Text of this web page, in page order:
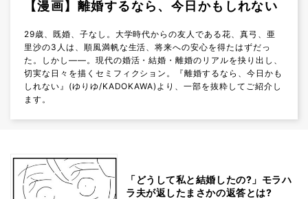
【漫画】離婚するなら、今日かもしれない
29歳、既婚、子なし。大学時代からの友人である花、真弓、亜
里沙の3人は、順風満帆な生活、将来への安心を得たはずだっ
た。しかし――。現代の婚活・結婚・離婚のリアルを抉り出し、
切実な日々を描くセミフィクション。『離婚するなら、今日かも
しれない』(ゆりゆ/KADOKAWA)より、一部を抜粋してご紹介し
ます。
「どうして私と結婚したの?」モラハ
ラ夫が返したまさかの返答とは?